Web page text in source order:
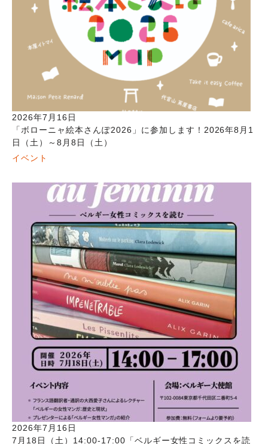
2026年7月16日
「ボローニャ絵本さんぽ2026」に参加します！2026年8月1
日（土）～8月8日（土）
イベント
2026年7月16日
7月18日（土）14:00-17:00「ベルギー女性コミックスを読